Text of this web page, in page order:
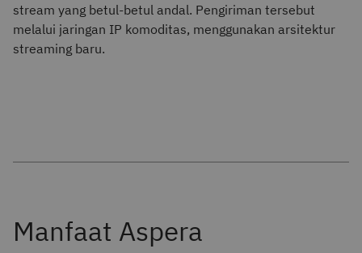
stream yang betul-betul andal. Pengiriman tersebut
melalui jaringan IP komoditas, menggunakan arsitektur
streaming baru.